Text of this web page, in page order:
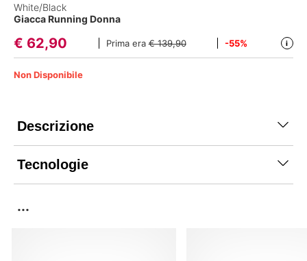
White/Black
Giacca Running Donna
€ 62,90 Prima era€ 139,90 -55% i
Non Disponibile
Descrizione
Tecnologie
...